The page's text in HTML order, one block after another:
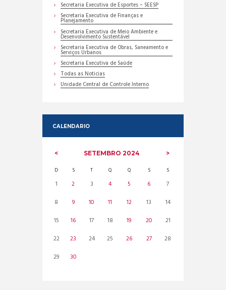
Secretaria Executiva de Esportes – SEESP
Secretaria Executiva de Finanças e
Planejamento
Secretaria Executiva de Meio Ambiente e
Desenvolvimento Sustentável
Secretaria Executiva de Obras, Saneamento e
Serviços Urbanos
Secretaria Executiva de Saúde
Todas as Noticias
Unidade Central de Controle Interno
CALENDARIO
SETEMBRO 2024
D S T Q Q S S
1 2 3 4 5 6
7
8
9 10 11 12 13
14
15
16 17 18 19 20
21
22
23 24 25 26 27
28
29
30